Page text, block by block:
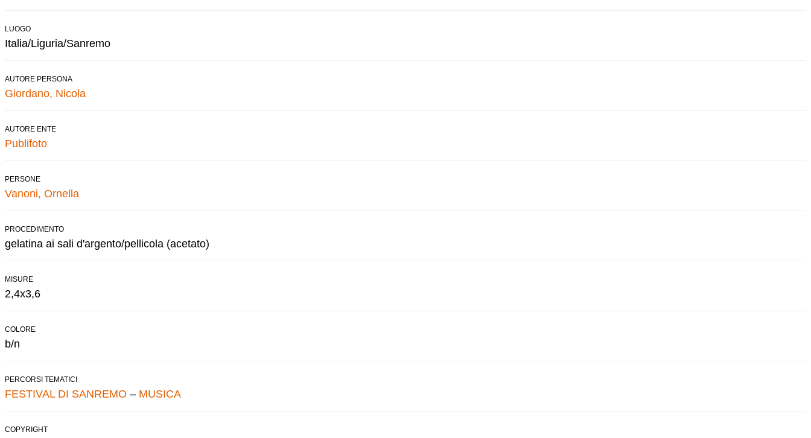
LUOGO
Italia/Liguria/Sanremo
AUTORE PERSONA
Giordano, Nicola
AUTORE ENTE
Publifoto
PERSONE
Vanoni, Ornella
PROCEDIMENTO
gelatina ai sali d'argento/pellicola (acetato)
MISURE
2,4x3,6
COLORE
b/n
PERCORSI TEMATICI
FESTIVAL DI SANREMO – MUSICA
COPYRIGHT